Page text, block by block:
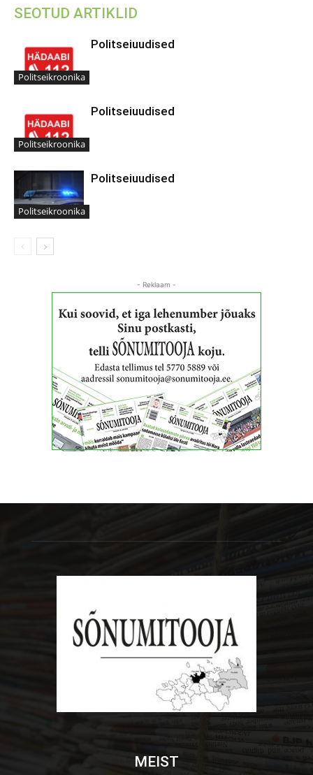
SEOTUD ARTIKLID
Politseikroonika
Politseiuudised
Politseikroonika
Politseiuudised
Politseikroonika
Politseiuudised
- Reklaam -
MEIST